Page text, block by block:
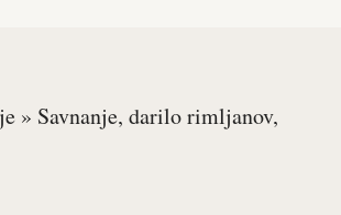
» Savnanje, darilo rimljanov,